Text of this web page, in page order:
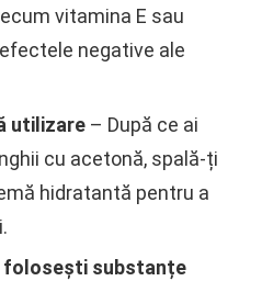
vitamina E sau
negative ale
utilizare – După ce ai
cu acetonă, spală-ți
hidratantă pentru a
folosești substanțe